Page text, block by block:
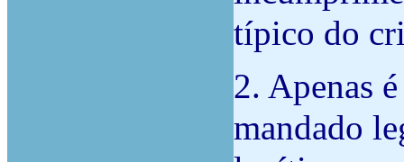
típico do
2. Apenas
mandado